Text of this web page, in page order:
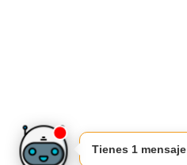
Tienes 1 mensaje